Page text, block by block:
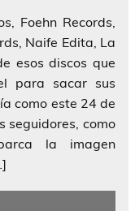
Foehn Records,
Naife Edita, La
esos discos que
para sacar sus
como este 24 de
seguidores, como
la imagen